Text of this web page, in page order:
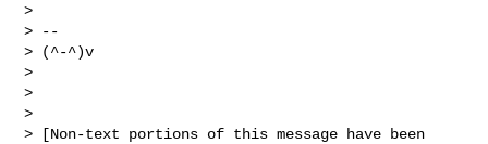
>
> --
> (^-^)v
>
>
>
> [Non-text portions of this message have been